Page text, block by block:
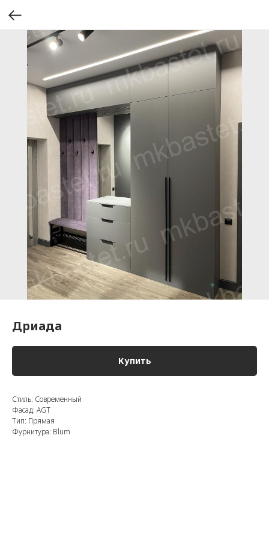
Дриада
Купить
Стиль: Современный
Фасад: AGT
Тип: Прямая
Фурнитура: Blum